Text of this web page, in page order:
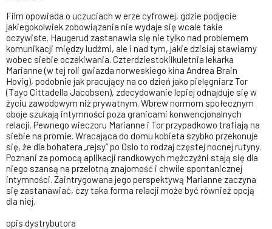
Film opowiada o uczuciach w erze cyfrowej, gdzie podjęcie
jakiegokolwiek zobo­wiązania nie wydaje się wcale takie
oczywiste. Haugerud zastanawia się nie tylko nad problemem
komunikacji mię­dzy ludźmi, ale i nad tym, jakie dzisiaj stawiamy
wobec siebie oczekiwania. Czterdziestokilkuletnia lekarka
Marianne (w tej roli gwiazda norweskiego kina Andrea Brain
Hovig), podobnie jak pracujący na co dzień jako pielęgniarz Tor
(Tayo Cittadella Jacobsen), zdecydowanie lepiej odnajduje się w
życiu zawodowym niż prywatnym. Wbrew normom społecznym
oboje szukają intymności poza granicami konwencjonalnych
relacji. Pewnego wieczoru Marianne i Tor przypadkowo trafiają na
siebie na promie. Wracająca do domu kobieta szybko przekonuje
się, że dla bohatera „rejsy” po Oslo to rodzaj częstej nocnej rutyny.
Poznani za pomocą aplikacji randkowych mężczyźni stają się dla
niego szansą na przelotną znajomość i chwile spontanicznej
intymności. Zaintrygowana jego perspektywą Marianne zaczyna
się zastanawiać, czy taka forma relacji może być również opcją
dla niej.
opis dystrybutora